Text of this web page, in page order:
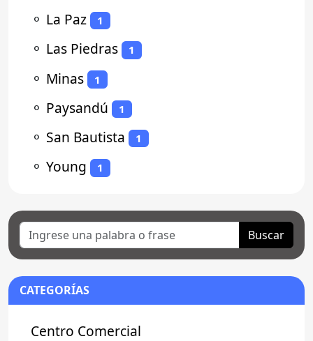
⚬ La Paz 1
⚬ Las Piedras 1
⚬ Minas 1
⚬ Paysandú 1
⚬ San Bautista 1
⚬ Young 1
Buscar
CATEGORÍAS
Centro Comercial